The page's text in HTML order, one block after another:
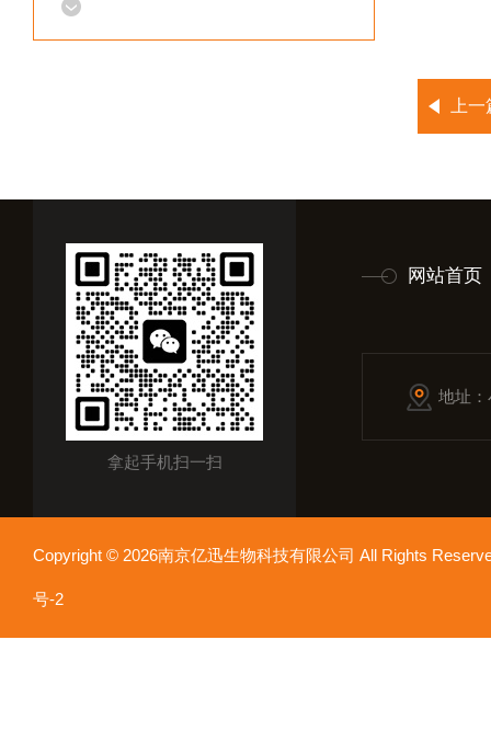
上
拿起手机扫一扫
网站首页
地址
Copyright © 2026南京亿迅生物科技有限公司 All Rights
号-2